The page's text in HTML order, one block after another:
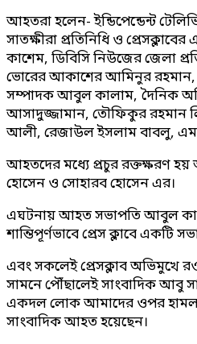
আহতরা হলেন- ইন্ডিপেন্ডেন্ট
সাতক্ষীরা প্রতিনিধি ও
কাশেম, ডিবিসি নিউজের জেলা
ভোরের আকাশের আমিনুর রহমান,
সম্পাদক আবুল কালাম, দৈনিক
আসাদুজ্জামান, তৌফিকুর রহমান
আলী, রেজাউল ইসলাম বাবলু, এম
আহতদের মধ্যে প্রচুর রক্তক্ষরণ
হোসেন ও সোহারব হোসেন এর।
এঘটনায় আহত সভাপতি আবুল
শান্তিপূর্ণভাবে প্রেস ক্লাবে একটি
এবং সকলেই প্রেসক্লাব অভিমুখে
সামনে পৌঁছালেই সাংবাদিক আবু
একদল লোক আমাদের ওপর হামলা
সাংবাদিক আহত হয়েছেন।